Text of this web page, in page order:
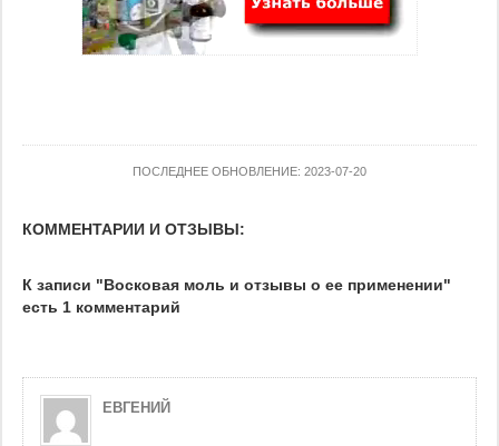
ПОСЛЕДНЕЕ ОБНОВЛЕНИЕ: 2023-07-20
КОММЕНТАРИИ И ОТЗЫВЫ:
К записи "Восковая моль и отзывы о ее применении"
есть 1 комментарий
ЕВГЕНИЙ